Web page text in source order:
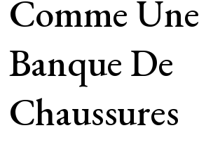
Comme Une
Banque De
Chaussures